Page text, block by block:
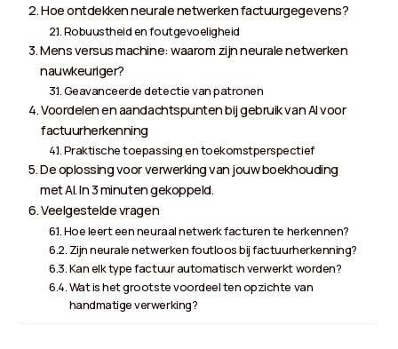
Hoe ontdekken neurale netwerken factuurgegevens?
Robuustheid en foutgevoeligheid
Mens versus machine: waarom zijn neurale netwerken
nauwkeuriger?
Geavanceerde detectie van patronen
Voordelen en aandachtspunten bij gebruik van AI voor
factuurherkenning
Praktische toepassing en toekomstperspectief
De oplossing voor verwerking van jouw boekhouding
met AI. In 3 minuten gekoppeld.
Veelgestelde vragen
Hoe leert een neuraal netwerk facturen te herkennen?
Zijn neurale netwerken foutloos bij factuurherkenning?
Kan elk type factuur automatisch verwerkt worden?
Wat is het grootste voordeel ten opzichte van
handmatige verwerking?